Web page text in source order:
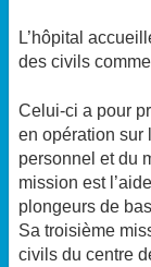
L’hôpital
des civils
Celui-ci a pour
en opération sur
personnel et du
mission est
plongeurs de
Sa troisième
civils du centre